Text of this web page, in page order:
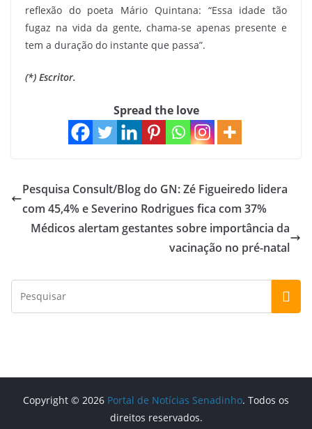
reflexão do poeta Mário Quintana: “Essa idade tão
fugaz na vida da gente, chama-se apenas presente e
tem a duração do instante que passa”.
(*) Escritor.
Spread the love
Pesquisa Consult/Blog do GN: Zé Figueiredo lidera
com 45,4% e Severino Rodrigues fica com 37%
Médicos alertam gestantes sobre importância da
vacinação no pré-natal
Copyright © 2026 Portal de Notícias Senadinho. Todos os
direitos reservados.